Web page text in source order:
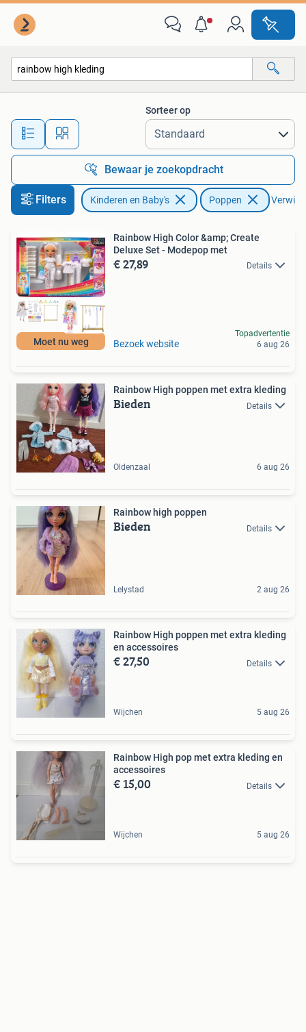
Alle afstanden…
Sorteer op
Bewaar je zoekopdracht
Filters Kinderen en Baby's Poppen
Moet nu weg
Rainbow High Color &amp; Create
Deluxe Set - Modepop met
€ 27,89 Details
Bezoek website
Topadvertentie
6 aug 26
Rainbow High poppen met extra kleding
Bieden Details
Oldenzaal 6 aug 26
Rainbow high poppen
Bieden Details
Lelystad 2 aug 26
Rainbow High poppen met extra kleding
en accessoires
€ 27,50 Details
Wijchen 5 aug 26
Rainbow High pop met extra kleding en
accessoires
€ 15,00 Details
Wijchen 5 aug 26